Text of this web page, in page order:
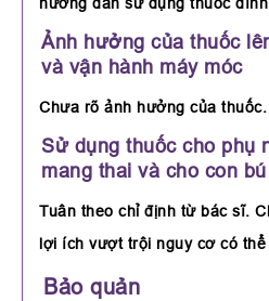
Ảnh hưởng của thuốc
và vận hành máy móc
Chưa rõ ảnh hưởng của thuốc.
Sử dụng thuốc cho phụ
mang thai và cho con bú
Tuân theo chỉ định từ bác sĩ.
lợi ích vượt trội nguy cơ có thể
Bảo quản